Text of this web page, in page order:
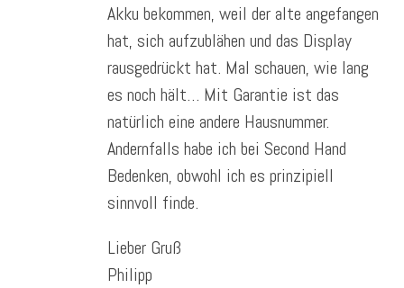
Akku bekommen, weil der alte angefangen
hat, sich aufzublähen und das Display
rausgedrückt hat. Mal schauen, wie lang
es noch hält… Mit Garantie ist das
natürlich eine andere Hausnummer.
Andernfalls habe ich bei Second Hand
Bedenken, obwohl ich es prinzipiell
sinnvoll finde.
Lieber Gruß
Philipp